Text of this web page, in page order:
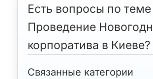
Есть вопросы по теме
Проведение
корпоратива в Киеве?
Связанные категории